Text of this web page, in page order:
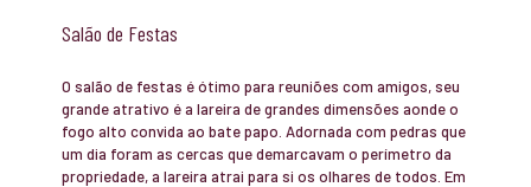
Salão de Festas
O salão de festas é ótimo para reuniões com amigos, seu
grande atrativo é a lareira de grandes dimensões aonde o
fogo alto convida ao bate papo. Adornada com pedras que
um dia foram as cercas que demarcavam o perímetro da
propriedade, a lareira atrai para si os olhares de todos. Em